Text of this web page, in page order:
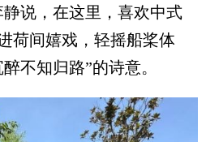
说，在这里，喜欢中式
荷间嬉戏，轻摇船桨体
不知归路”的诗意。